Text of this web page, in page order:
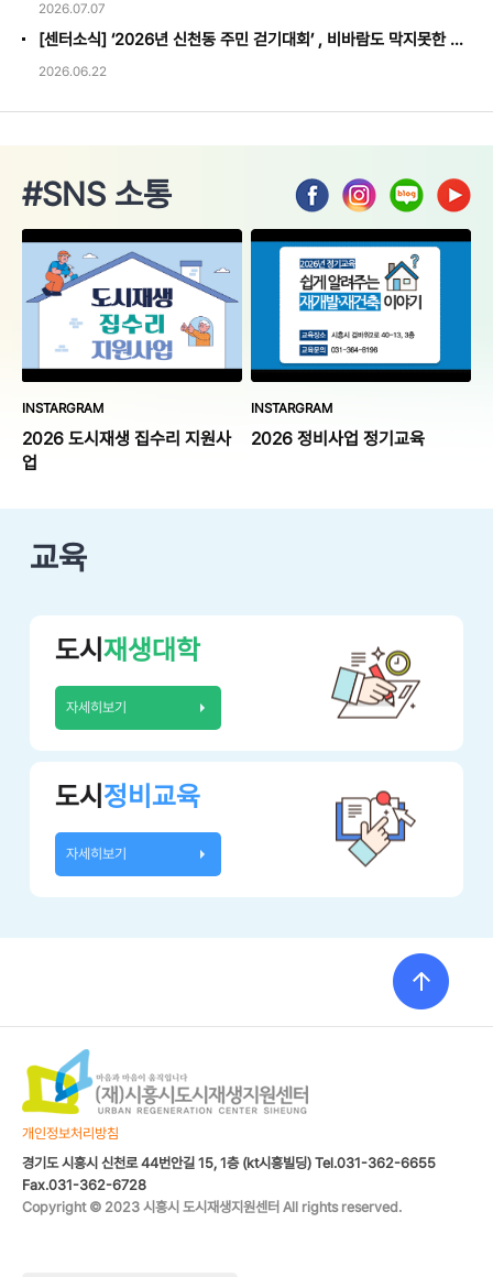
2026.07.07
[센터소식] ‘2026년 신천동 주민 걷기대회’ , 비바람도 막지못한 열정을 보이며 성료
2026.06.22
#SNS 소통
INSTARGRAM
2026 도시재생 집수리 지원사
업
INSTARGRAM
2026 정비사업 정기교육
교육
도시 재생대학
자세히보기
도시 정비교육
자세히보기
개인정보처리방침
경기도 시흥시 신천로 44번안길 15, 1층 (kt시흥빌딩) Tel.031-362-6655
Fax.031-362-6728
Copyright © 2023 시흥시 도시재생지원센터 All rights reserved.